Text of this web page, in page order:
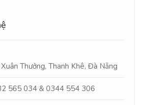
Thưởng, Thanh Khê, Đà Nẵng
565 034 & 0344 554 306